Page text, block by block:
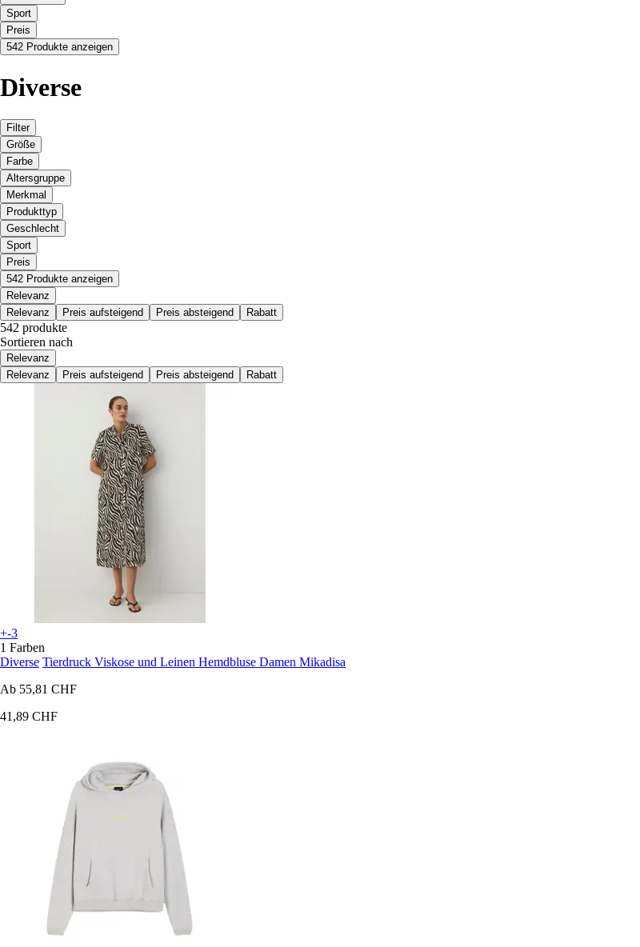
Sport
Preis
542 Produkte anzeigen
Diverse
Filter
Größe
Farbe
Altersgruppe
Merkmal
Produkttyp
Geschlecht
Sport
Preis
542 Produkte anzeigen
Relevanz
Relevanz
Preis aufsteigend Preis absteigend Rabatt
542 produkte
Sortieren nach
Relevanz
Relevanz
Preis aufsteigend Preis absteigend Rabatt
+-3
1 Farben
Diverse Tierdruck Viskose und Leinen Hemdbluse Damen Mikadisa
Ab 55,81 CHF
41,89 CHF